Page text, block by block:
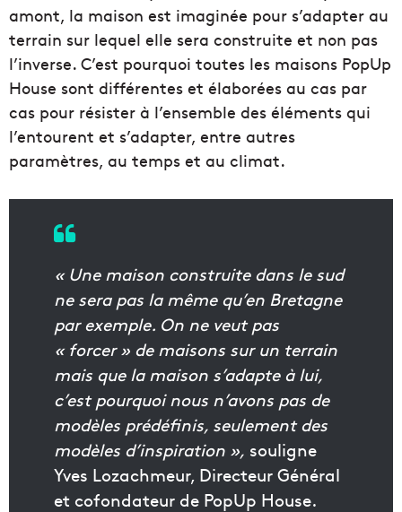
amont, la maison est imaginée pour s’adapter au
terrain sur lequel elle sera construite et non pas
l’inverse. C’est pourquoi toutes les maisons PopUp
House sont différentes et élaborées au cas par
cas pour résister à l’ensemble des éléments qui
l’entourent et s’adapter, entre autres
paramètres, au temps et au climat.
« Une maison construite dans le sud
ne sera pas la même qu’en Bretagne
par exemple. On ne veut pas
« forcer » de maisons sur un terrain
mais que la maison s’adapte à lui,
c’est pourquoi nous n’avons pas de
modèles prédéfinis, seulement des
modèles d’inspiration », souligne
Yves Lozachmeur, Directeur Général
et cofondateur de PopUp House.